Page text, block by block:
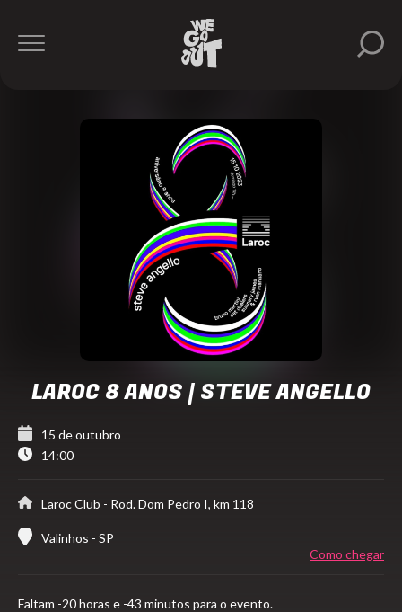
Steve
LAROC 8 ANOS | STEVE ANGELLO
15 de outubro
14:00
Laroc Club - Rod. Dom Pedro I, km 118
Valinhos - SP
Como chegar
Faltam -20 horas e -43 minutos para o evento.